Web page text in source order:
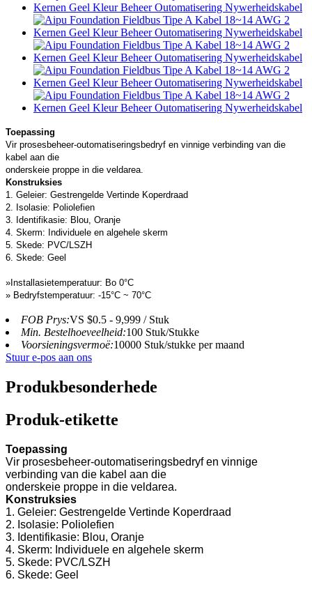
Toepassing
Vir prosesbeheer-outomatiseringsbedryf en vinnige verbinding van die
kabel aan die
onderskeie proppe in die veldarea.
Konstruksies
1. Geleier: Gestrengelde Vertinde Koperdraad
2. Isolasie: Poliolefien
3. Identifikasie: Blou, Oranje
4. Skerm: Individuele en algehele skerm
5. Skede: PVC/LSZH
6. Skede: Geel
»Installasietemperatuur: Bo 0°C
» Bedryfstemperatuur: -15°C ~ 70°C
FOB Prys:VS $0.5 - 9,999 / Stuk
Min. Bestelhoeveelheid:100 Stuk/Stukke
Voorsieningsvermoë:10000 Stuk/stukke per maand
Stuur e-pos aan ons
Produkbesonderhede
Produk-etikette
Toepassing
Vir prosesbeheer-outomatiseringsbedryf en vinnige
verbinding van die kabel aan die
onderskeie proppe in die veldarea.
Konstruksies
1. Geleier: Gestrengelde Vertinde Koperdraad
2. Isolasie: Poliolefien
3. Identifikasie: Blou, Oranje
4. Skerm: Individuele en algehele skerm
5. Skede: PVC/LSZH
6. Skede: Geel